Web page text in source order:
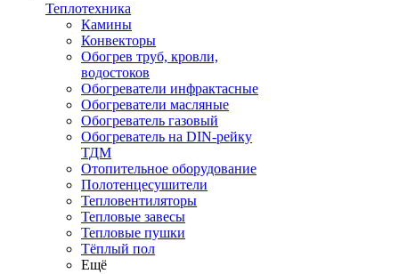
Теплотехника
Камины
Конвекторы
Обогрев труб, кровли,
водостоков
Обогреватели инфрактасные
Обогреватели масляные
Обогреватель газовый
Обогреватель на DIN-рейку
ТДМ
Отопительное оборудование
Полотенцесушители
Тепловентиляторы
Тепловые завесы
Тепловые пушки
Тёплый пол
Ещё